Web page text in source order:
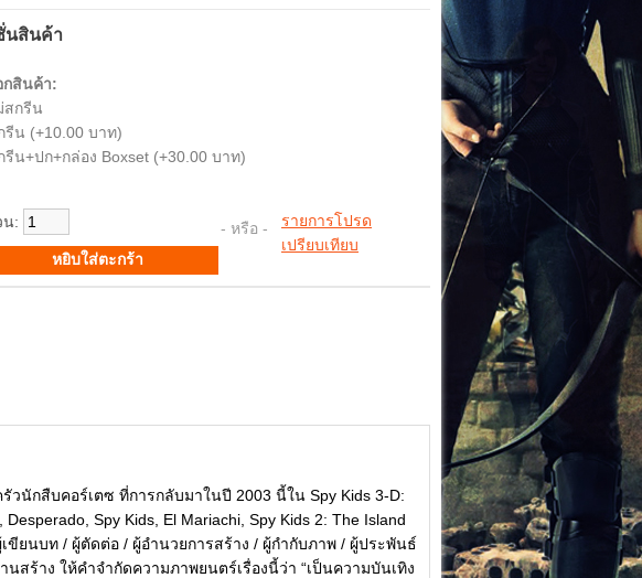
นสินค้า
กสินค้า:
สกรีน
รีน (+10.00 บาท)
รีน+ปก+กล่อง Boxset (+30.00 บาท)
น: - หรือ - รายการโปรด
เปรียบเทียบ
กสืบคอร์เตซ ที่การกลับมาในปี 2003 นี้ใน Spy Kids 3-D:
Spy Kids, El Mariachi, Spy Kids 2: The Island
ขียนบท / ผู้ตัดต่อ / ผู้อำนวยการสร้าง / ผู้กำกับภาพ / ผู้ประพันธ์
สร้าง ให้คำจำกัดความภาพยนตร์เรื่องนี้ว่า “เป็นความบันเทิง